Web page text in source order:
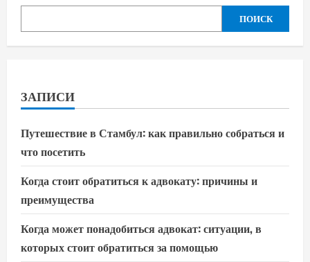
ПОИСК
ЗАПИСИ
Путешествие в Стамбул: как правильно собраться и
что посетить
Когда стоит обратиться к адвокату: причины и
преимущества
Когда может понадобиться адвокат: ситуации, в
которых стоит обратиться за помощью